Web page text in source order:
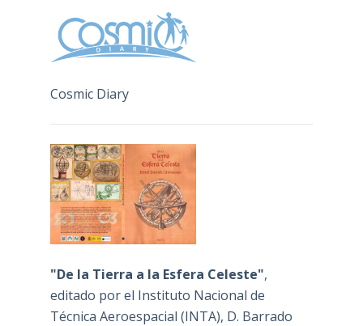
Cosmic Diary
"De la Tierra a la Esfera Celeste",
editado por el Instituto Nacional de
Técnica Aeroespacial (INTA), D. Barrado